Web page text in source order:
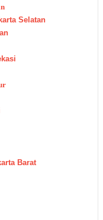
Selatan
Barat